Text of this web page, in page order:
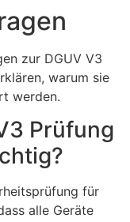
zur DGUV V3
warum sie
werden.
Prüfung
für
alle Geräte